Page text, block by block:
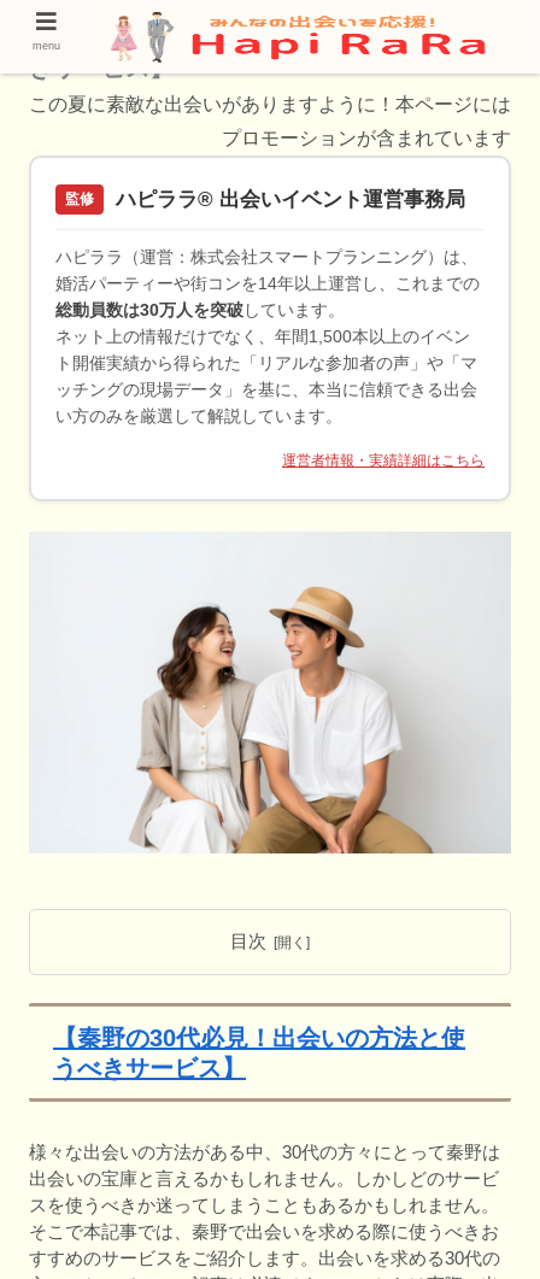
【秦野の30代必見！出会いの方法と使うべ
きサービス】
この夏に素敵な出会いがありますように！本ページには
プロモーションが含まれています
監修 ハピララ® 出会いイベント運営事務局
ハピララ（運営：株式会社スマートプランニング）は、
婚活パーティーや街コンを14年以上運営し、これまでの
総動員数は30万人を突破 しています。
ネット上の情報だけでなく、年間1,500本以上のイベン
ト開催実績から得られた「リアルな参加者の声」や「マ
ッチングの現場データ」を基に、本当に信頼できる出会
い方のみを厳選して解説しています。
運営者情報・実績詳細はこちら
目次
【秦野の30代必見！出会いの方法と使
うべきサービス】
様々な出会いの方法がある中、30代の方々にとって秦野は
出会いの宝庫と言えるかもしれません。しかしどのサービ
スを使うべきか迷ってしまうこともあるかもしれません。
そこで本記事では、秦野で出会いを求める際に使うべきお
すすめのサービスをご紹介します。出会いを求める30代の
menu